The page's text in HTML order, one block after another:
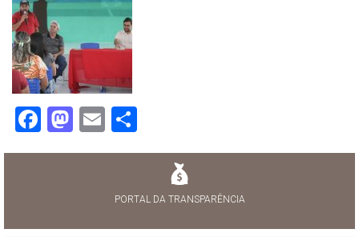
Facebook
Mastodon
Email
PORTAL DA TRANSPARÊNCIA